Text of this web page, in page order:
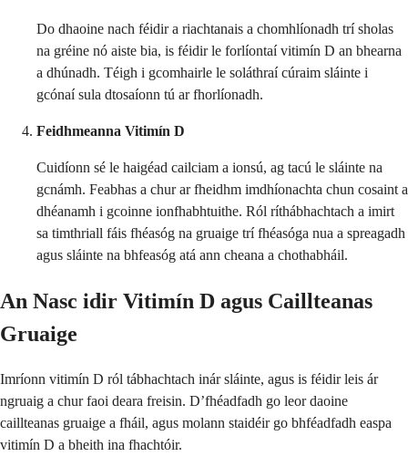
Do dhaoine nach féidir a riachtanais a chomhlíonadh trí sholas
na gréine nó aiste bia, is féidir le forlíontaí vitimín D an bhearna
a dhúnadh. Téigh i gcomhairle le soláthraí cúraim sláinte i
gcónaí sula dtosaíonn tú ar fhorlíonadh.
Feidhmeanna Vitimín D
Cuidíonn sé le haigéad cailciam a ionsú, ag tacú le sláinte na
gcnámh. Feabhas a chur ar fheidhm imdhíonachta chun cosaint a
dhéanamh i gcoinne ionfhabhtuithe. Ról ríthábhachtach a imirt
sa timthriall fáis fhéasóg na gruaige trí fhéasóga nua a spreagadh
agus sláinte na bhfeasóg atá ann cheana a chothabháil.
An Nasc idir Vitimín D agus Caillteanas
Gruaige
Imríonn vitimín D ról tábhachtach inár sláinte, agus is féidir leis ár
ngruaig a chur faoi deara freisin. D’fhéadfadh go leor daoine
caillteanas gruaige a fháil, agus molann staidéir go bhféadfadh easpa
vitimín D a bheith ina fhachtóir.